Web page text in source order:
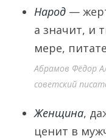
Народ —
а значит, и
мере,
Абрамов Фёдор
советский
Женщина,
ценит в